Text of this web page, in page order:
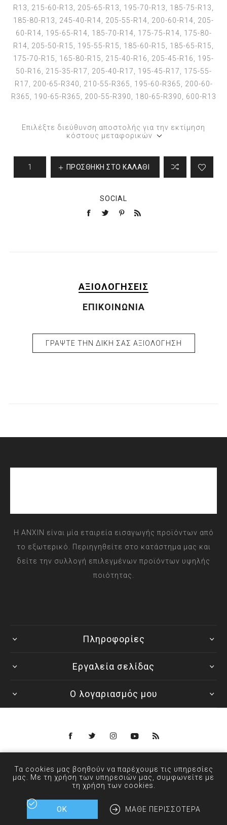
R13, 215-60-R13, 205-65-R13, 195-70-R13, 185-75-R13,
185-80-R13, 245-40-R14, 205-55-R14, 200-60-R14, 205-
60-R14, 195-65-R14, 185-70-R14, 175-75-R14, 175-80-
R14, 205-50-R15, 195-55-R15, 185-60-R15, 185-65-R15,
175-70-R15, 165-80-R15, 215-40-R16, 205-45-R16, 195-
50-R16, 215-35-R17, 205-40-R17, 195-45-R17, 175-55-
R17, 200-65-R340, 210-55-R365, 195-60-R365, 200-60-
R365, 190-65-R365, 200-55-R390, 180-65-R390, 600-R13
Επιλέξτε διεύθυνση αποστολής για την εκτίμηση
κόστους μεταφορικών
ΠΡΟΣΘΉΚΗ ΣΤΟ ΚΑΛΆΘΙ
SOCIAL
ΑΞΙΟΛΟΓΉΣΕΙΣ
ΕΠΙΚΟΙΝΩΝΊΑ
ΓΡΆΨΤΕ ΤΗΝ ΔΙΚΉ ΣΑΣ ΑΞΙΟΛΌΓΗΣΗ
Η ANXIN είναι μία εταιρεία εισαγωγής προϊόντων από
το εξωτερικό. Περιηγηθείτε στο κατάστημα μας και
δείτε την συλλογή επιλεγμένων προϊόντων υψηλής
ποιότητας.
Πληροφορίες
Εργαλεία σελίδας
Ο λογαριασμός μου
© 2026 ANXIN - Designed by
Τα cookies μας βοηθούν να παρέχουμε τις υπηρεσίες
μας. Με τη χρήση των υπηρεσιών μας, συμφωνείτε με
τη χρήση των cookies.
ΟΚ ΜΆΘΕ ΠΕΡΙΣΣΌΤΕΡΑ